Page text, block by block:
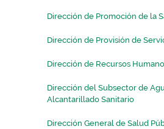
Dirección de Promoción de la
Dirección de Provisión de
Dirección de Recursos
Dirección del Subsector de
Alcantarillado Sanitario
Dirección General de Salud